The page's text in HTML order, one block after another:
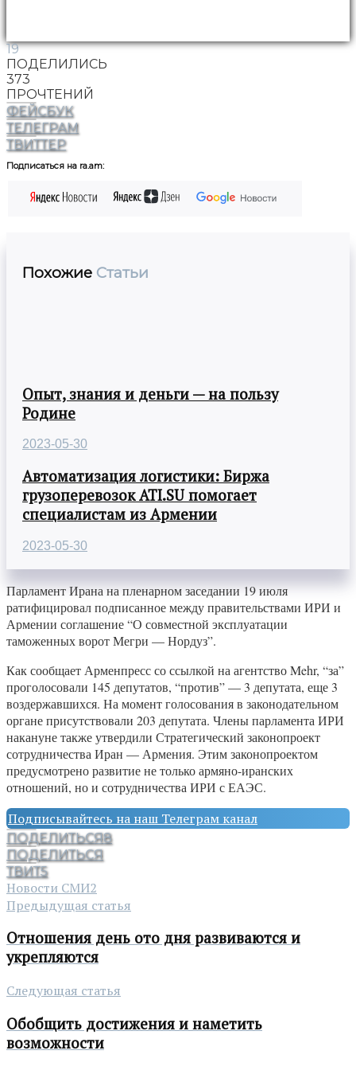
19
ПОДЕЛИЛИСЬ
373
ПРОЧТЕНИЙ
ФЕЙСБУК
ТЕЛЕГРАМ
ТВИТТЕР
Подписаться на ra.am:
Похожие Статьи
Опыт, знания и деньги — на пользу
Родине
2023-05-30
Автоматизация логистики: Биржа
грузоперевозок ATI.SU помогает
специалистам из Армении
2023-05-30
Парламент Ирана на пленарном заседании 19 июля
ратифицировал подписанное между правительствами ИРИ и
Армении соглашение “О совместной эксплуатации
таможенных ворот Мегри — Нордуз”.
Как сообщает Арменпресс со ссылкой на агентство Mehr, “за”
проголосовали 145 депутатов, “против” — 3 депутата, еще 3
воздержавшихся. На момент голосования в законодательном
органе присутствовали 203 депутата. Члены парламента ИРИ
накануне также утвердили Стратегический законопроект
сотрудничества Иран — Армения. Этим законопроектом
предусмотрено развитие не только армяно-иранских
отношений, но и сотрудничества ИРИ с ЕАЭС.
Подписывайтесь на наш Телеграм канал
ПОДЕЛИТЬСЯ8
ПОДЕЛИТЬСЯ
ТВИТ5
Новости СМИ2
Предыдущая статья
Отношения день ото дня развиваются и
укрепляются
Следующая статья
Обобщить достижения и наметить
возможности